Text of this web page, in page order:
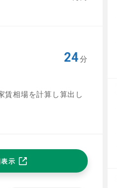
24分
賃相場を計算し算出し
示